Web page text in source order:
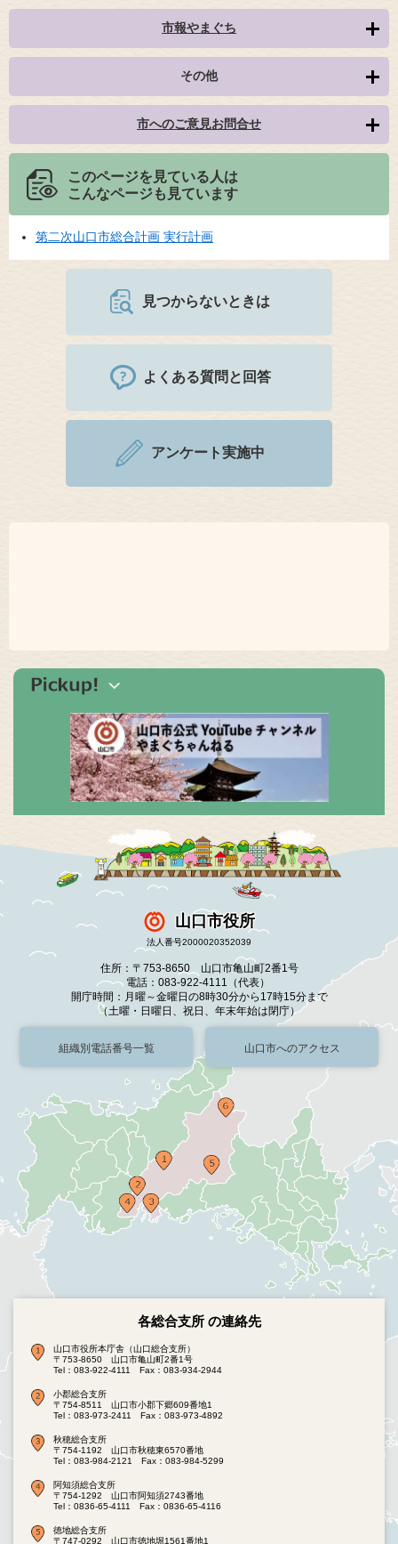
市報やまぐち
その他
市へのご意見お問合せ
このページを見ている人は
こんなページも見ています
第二次山口市総合計画 実行計画
見つからないときは
よくある質問と回答
アンケート実施中
山口市役所
法人番号2000020352039
住所：〒753-8650 山口市亀山町2番1号
電話：083-922-4111（代表）
開庁時間：月曜～金曜日の8時30分から17時15分まで
（土曜・日曜日、祝日、年末年始は閉庁）
組織別電話番号一覧 山口市へのアクセス
各総合支所 の連絡先
山口市役所本庁舎（山口総合支所）
〒753-8650 山口市亀山町2番1号
Tel：083-922-4111
Fax：083-934-2944
小郡総合支所
〒754-8511 山口市小郡下郷609番地1
Tel：083-973-2411
Fax：083-973-4892
秋穂総合支所
〒754-1192 山口市秋穂東6570番地
Tel：083-984-2121
Fax：083-984-5299
阿知須総合支所
〒754-1292 山口市阿知須2743番地
Tel：0836-65-4111
Fax：0836-65-4116
徳地総合支所
〒747-0292 山口市徳地堀1561番地1